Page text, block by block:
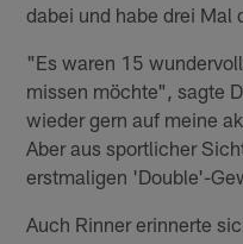
dabei und habe drei Mal
"Es waren 15
missen möchte", sagte
wieder gern auf meine
Aber aus sportlicher
erstmaligen 'Double'-
Auch Rinner erinnerte